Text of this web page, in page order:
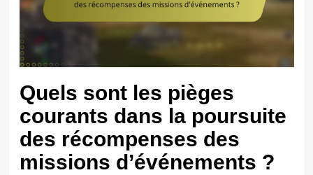
Quels sont les pièges
courants dans la poursuite
des récompenses des
missions d’événements ?